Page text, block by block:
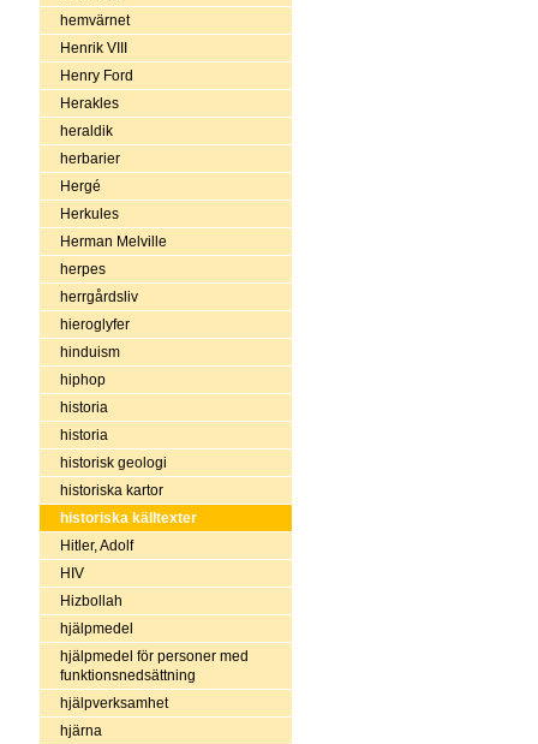
hemvärnet
Henrik VIII
Henry Ford
Herakles
heraldik
herbarier
Hergé
Herkules
Herman Melville
herpes
herrgårdsliv
hieroglyfer
hinduism
hiphop
historia
historia
historisk geologi
historiska kartor
historiska källtexter
Hitler, Adolf
HIV
Hizbollah
hjälpmedel
hjälpmedel för personer med
funktionsnedsättning
hjälpverksamhet
hjärna